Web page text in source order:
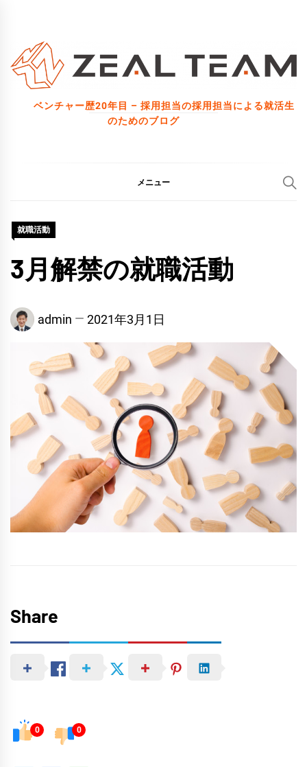
ン
ベンチャー歴20年目 – 採用担当の採用担当による就活生
のためのブログ
メニュー
就職活動
3月解禁の就職活動
admin 2021年3月1日
Share
0 0